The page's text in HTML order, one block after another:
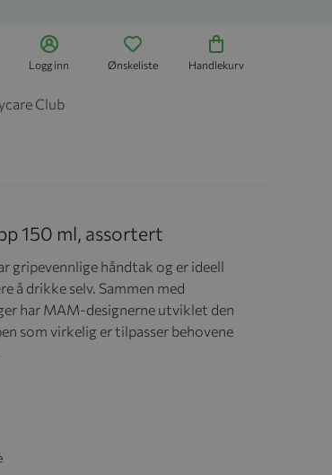
Logg inn Ønskeliste Handlekurv
Club
150 ml, assortert
gripevennlige håndtak og er ideell
å drikke selv. Sammen med
har MAM-designerne utviklet den
som virkelig er tilpasser behovene